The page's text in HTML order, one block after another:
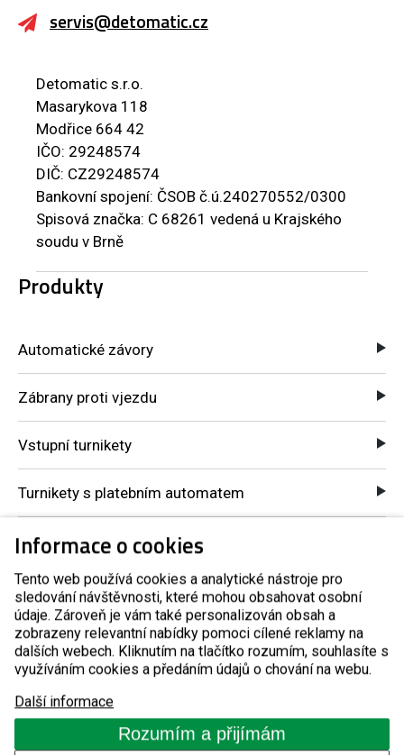
servis@detomatic.cz
Detomatic s.r.o.
Masarykova 118
Modřice 664 42
IČO: 29248574
DIČ: CZ29248574
Bankovní spojení: ČSOB č.ú.240270552/0300
Spisová značka: C 68261 vedená u Krajského
soudu v Brně
Produkty
Automatické závory
Zábrany proti vjezdu
Vstupní turnikety
Turnikety s platebním automatem
Kontrola přístupů GSM
Komponenty pro automatické systémy
O nás
Reference
Informace o cookies
Tento web používá cookies a analytické nástroje pro
sledování návštěvnosti, které mohou obsahovat osobní
údaje. Zároveň je vám také personalizován obsah a
zobrazeny relevantní nabídky pomoci cílené reklamy na
dalších webech. Kliknutím na tlačítko rozumím, souhlasíte s
využíváním cookies a předáním údajů o chování na webu.
Další informace
Rozumím a přijímám